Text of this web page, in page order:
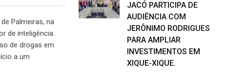
Palmeiras, na
de inteligência.
de drogas em
a um
JACÓ PARTICIPA DE
AUDIÊNCIA COM
JERÔNIMO RODRIGUES
PARA AMPLIAR
INVESTIMENTOS EM
XIQUE-XIQUE.